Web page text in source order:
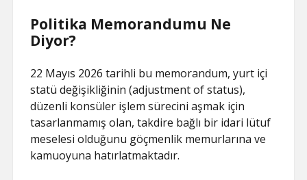
Politika Memorandumu Ne
Diyor?
22 Mayıs 2026 tarihli bu memorandum, yurt içi
statü değişikliğinin (adjustment of status),
düzenli konsüler işlem sürecini aşmak için
tasarlanmamış olan, takdire bağlı bir idari lütuf
meselesi olduğunu göçmenlik memurlarına ve
kamuoyuna hatırlatmaktadır.